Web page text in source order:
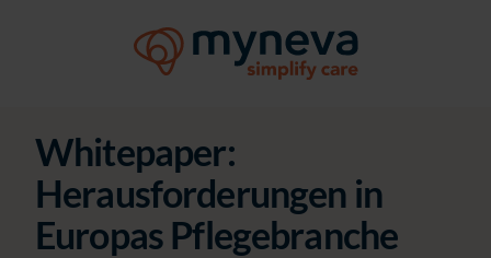
Whitepaper:
Herausforderungen in
Europas Pflegebranche